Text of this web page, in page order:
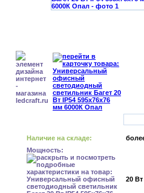
Наличие на складе:
Мощность:
20 Вт